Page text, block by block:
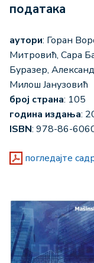
података
аутори: Горан
Митровић, Сара
Буразер,
Милош Јанузовић
број страна: 105
година издања:
ISBN: 978-86-
погледајте